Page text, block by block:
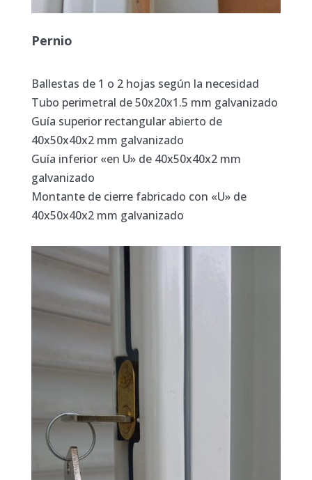
Pernio
Ballestas de 1 o 2 hojas según la necesidad
Tubo perimetral de 50x20x1.5 mm galvanizado
Guía superior rectangular abierto de
40x50x40x2 mm galvanizado
Guía inferior «en U» de 40x50x40x2 mm
galvanizado
Montante de cierre fabricado con «U» de
40x50x40x2 mm galvanizado